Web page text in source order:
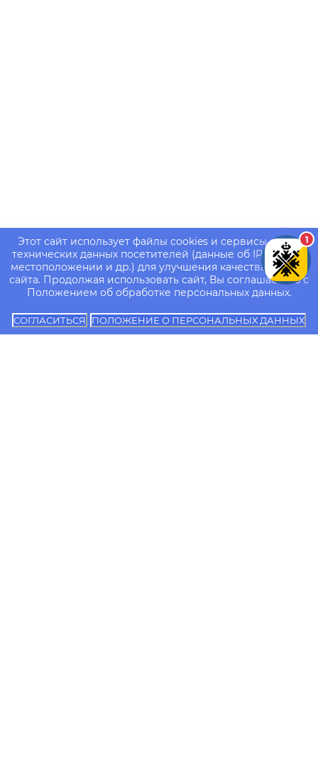
Этот сайт использует файлы cookies и сервисы сбора
технических данных посетителей (данные об IP-адресе,
местоположении и др.) для улучшения качества работы
сайта. Продолжая использовать сайт, Вы соглашаетесь с
Положением об обработке персональных данных.
СОГЛАСИТЬСЯ ПОЛОЖЕНИЕ О ПЕРСОНАЛЬНЫХ ДАННЫХ
1